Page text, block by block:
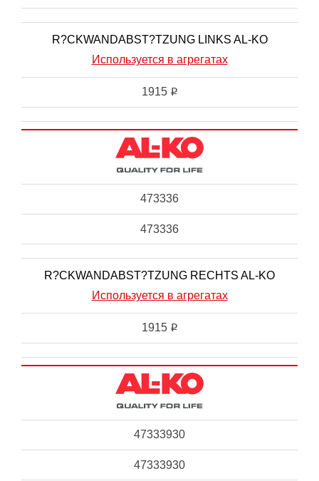
R?CKWANDABST?TZUNG LINKS AL-KO
Используется в агрегатах
1915 i
473336
473336
R?CKWANDABST?TZUNG RECHTS AL-KO
Используется в агрегатах
1915 i
47333930
47333930